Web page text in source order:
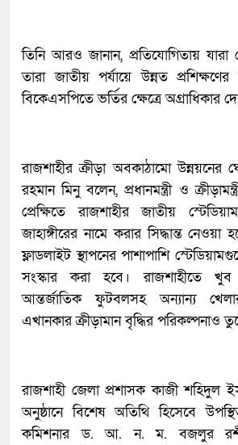
তিনি আরও জানান, প্রতিযোগিতায় যারা
তারা জাতীয় পর্যায়ে উন্নত
বিকেএসপিতে ভর্তির ক্ষেত্রে অগ্রাধিকার
​রাজশাহীর ক্রীড়া অবকাঠামো উন্নয়নের
রহমান মিনু বলেন, প্রধানমন্ত্রী ও
প্রেক্ষিতে রাজশাহীর জাতীয়
জাহাঙ্গীরের নামে করার সিদ্ধান্ত নেওয়া
ফ্লাডলাইট স্থাপনের পাশাপাশি
সংস্কার করা হবে। রাজশাহীতে খুব
আন্তর্জাতিক ফুটবলসহ অন্যান্য
এখানকার ক্রীড়ামান বৃদ্ধির পরিকল্পনাও
​রাজশাহী জেলা প্রশাসক কাজী শহিদুল
অনুষ্ঠানে বিশেষ অতিথি হিসেবে
কমিশনার ড. আ. ন. ম. বজলুর